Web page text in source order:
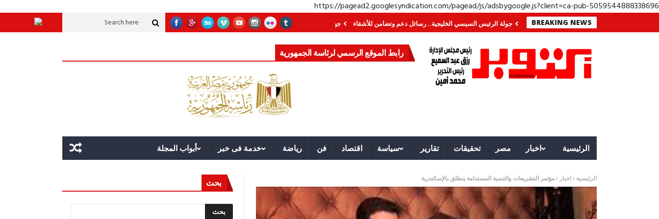
https://pagead2.googlesyndication.com/pagead/js/adsbygoogle.js?client=ca-pub-5059544888338696
BREAKING NEWS
معركة لا تُرى.. وحراس لا ينامون جولة الرئيس السيسي الخليجية.. رسائل دعم وتضامن للأشقاء جهاز مستقبل مصر نموذجا.. لماذا تُنشئ الدول كيانات تنموية عملاقة؟ قوة الدولة.. عندما يصبح التخطيط خط الدفاع الأول
رابط الموقع الرسمي لرئاسة الجمهورية
الرئيسية اخبار مصر تحقيقات تقارير سياسة اقتصاد فن رياضة خدمة فى خبر أبواب المجلة
الرئيسية اخبار مؤتمر التشريعات والتنمية المستدامة ينطلق بالإسكندرية بحث